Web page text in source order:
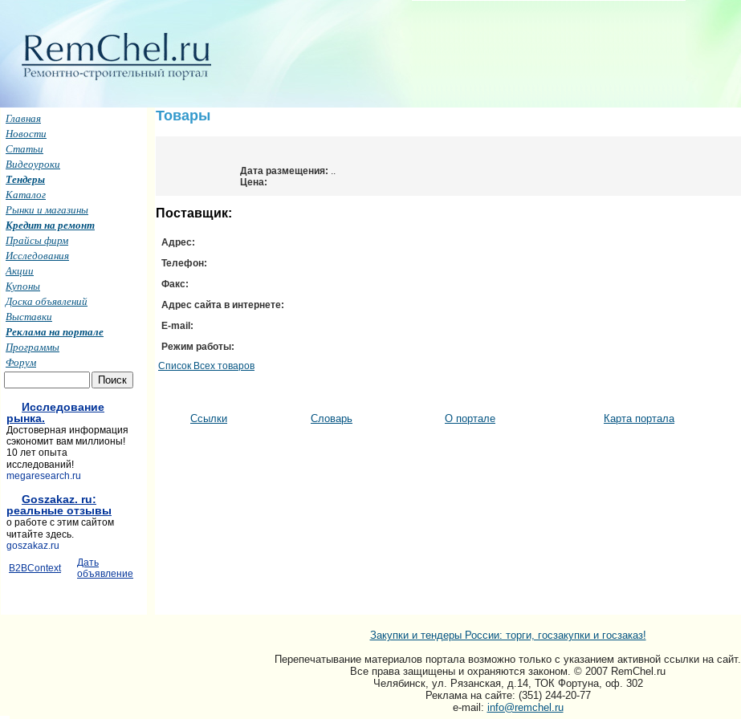
Товары
Дата размещения: ..
Цена:
Поставщик:
Адрес:
Телефон:
Факс:
Адрес сайта в интернете:
E-mail:
Режим работы:
Список Всех товаров
Ссылки Словарь О портале Карта портала
Главная
Новости
Статьи
Видеоуроки
Тендеры
Каталог
Рынки и магазины
Кредит на ремонт
Прайсы фирм
Исследования
Акции
Купоны
Доска объявлений
Выставки
Реклама на портале
Программы
Форум
Исследование
рынка.
Достоверная информация
сэкономит вам миллионы!
10 лет опыта
исследований!
megaresearch.ru
Goszakaz. ru:
реальные отзывы
о работе с этим сайтом
читайте здесь.
goszakaz.ru
B2BContext
Дать
объявление
Закупки и тендеры России: торги, госзакупки и госзаказ!
Перепечатывание материалов портала возможно только c указанием активной ссылки на сайт.
Все права защищены и охраняются законом. © 2007 RemChel.ru
Челябинск, ул. Рязанская, д.14, ТОК Фортуна, оф. 302
Реклама на сайте: (351) 244-20-77
e-mail: info@remchel.ru